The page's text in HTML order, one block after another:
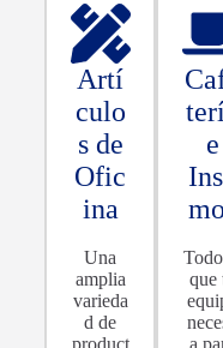
Artí
culo
s de
Ofic
ina
Una
amplia
varieda
d de
product
e
que
a